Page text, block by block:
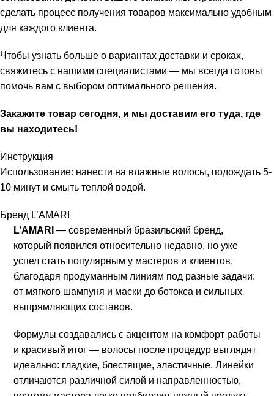
сделать процесс получения товаров максимально удобным
для каждого клиента.
Чтобы узнать больше о вариантах доставки и сроках,
свяжитесь с нашими специалистами — мы всегда готовы
помочь вам с выбором оптимального решения.
Закажите товар сегодня, и мы доставим его туда, где
вы находитесь!
Инструкция
Использование: нанести на влажные волосы, подождать 5-
10 минут и смыть теплой водой.
Бренд L’AMARI
L’AMARI — современный бразильский бренд,
который появился относительно недавно, но уже
успел стать популярным у мастеров и клиентов,
благодаря продуманным линиям под разные задачи:
от мягкого шампуня и маски до ботокса и сильных
выпрямляющих составов.
Формулы создавались с акцентом на комфорт работы
и красивый итог — волосы после процедур выглядят
идеально: гладкие, блестящие, эластичные. Линейки
отличаются различной силой и направленностью,